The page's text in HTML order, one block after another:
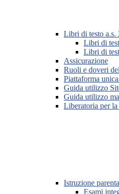
Libri di testo a.s.
Libri di
Libri di
Assicurazione
Ruoli e doveri
Piattaforma
Guida utilizzo
Guida utilizzo
Liberatoria per
Istruzione
Esami